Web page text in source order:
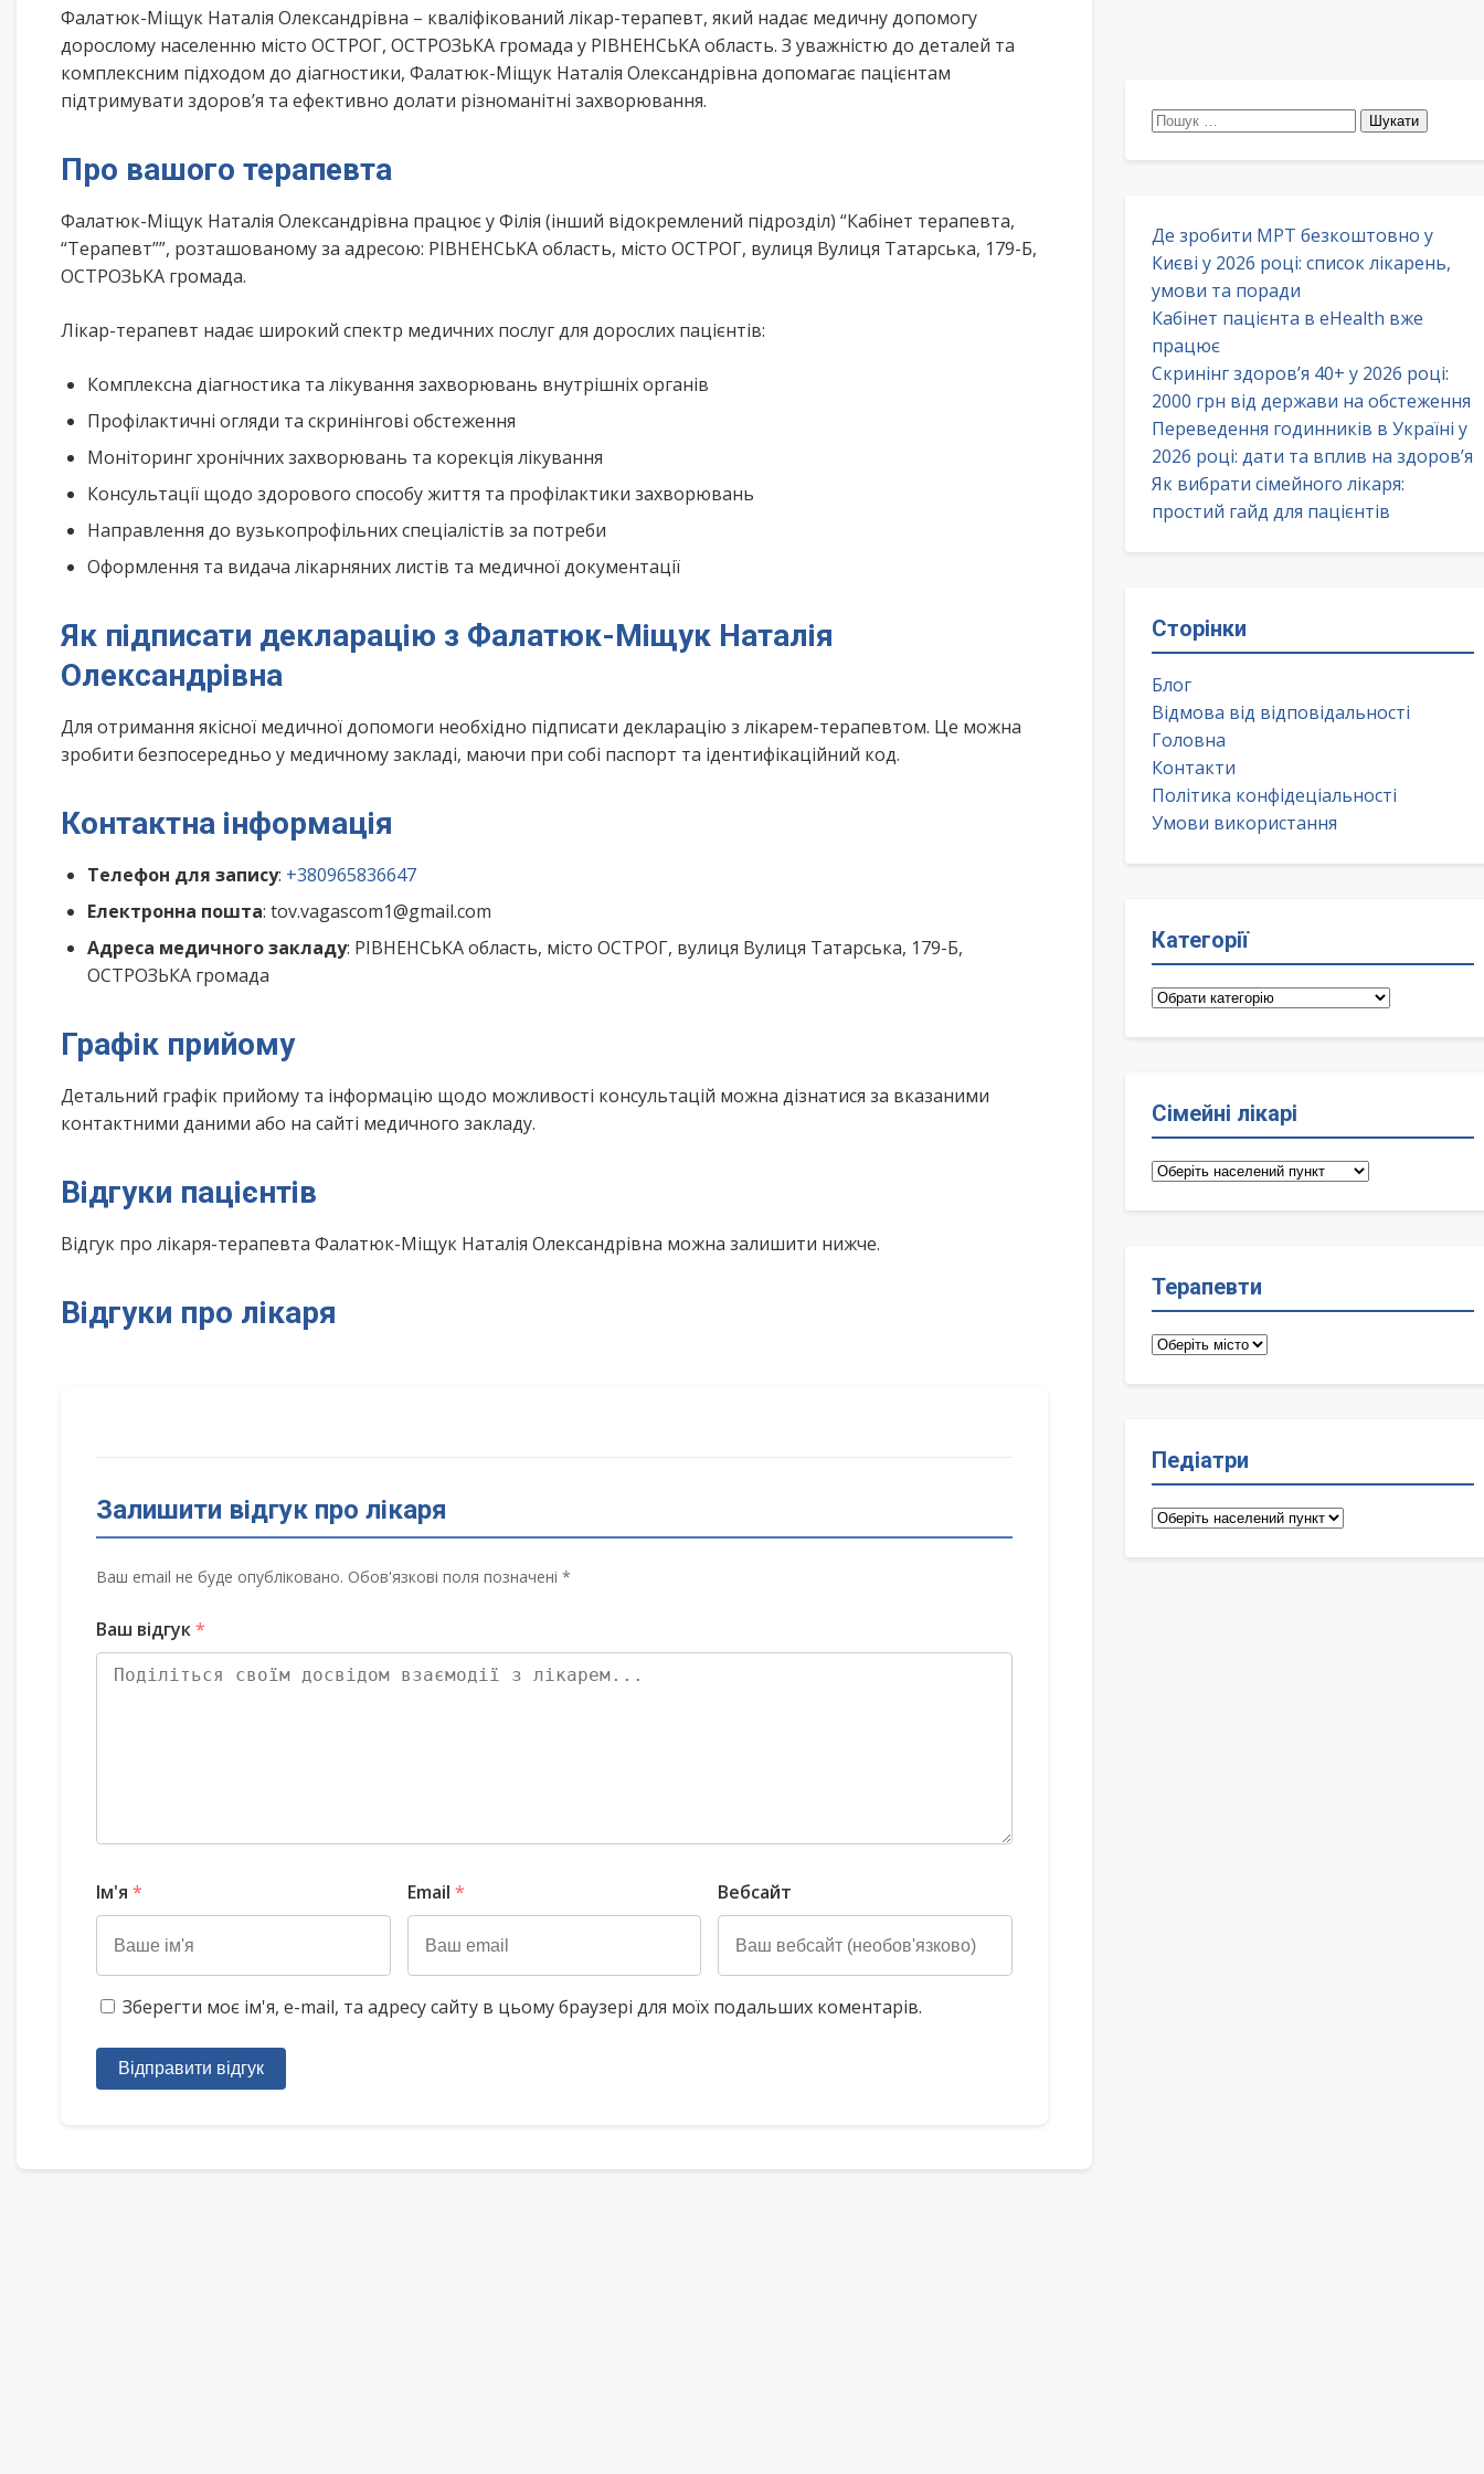
Фалатюк-Міщук Наталія Олександрівна – кваліфікований лікар-терапевт, який надає медичну допомогу
дорослому населенню місто ОСТРОГ, ОСТРОЗЬКА громада у РІВНЕНСЬКА область. З уважністю до деталей та
комплексним підходом до діагностики, Фалатюк-Міщук Наталія Олександрівна допомагає пацієнтам
підтримувати здоров’я та ефективно долати різноманітні захворювання.
Про вашого терапевта
Фалатюк-Міщук Наталія Олександрівна працює у Філія (інший відокремлений підрозділ) “Кабінет терапевта,
“Терапевт””, розташованому за адресою: РІВНЕНСЬКА область, місто ОСТРОГ, вулиця Вулиця Татарська, 179-Б,
ОСТРОЗЬКА громада.
Лікар-терапевт надає широкий спектр медичних послуг для дорослих пацієнтів:
Комплексна діагностика та лікування захворювань внутрішніх органів
Профілактичні огляди та скринінгові обстеження
Моніторинг хронічних захворювань та корекція лікування
Консультації щодо здорового способу життя та профілактики захворювань
Направлення до вузькопрофільних спеціалістів за потреби
Оформлення та видача лікарняних листів та медичної документації
Як підписати декларацію з Фалатюк-Міщук Наталія
Олександрівна
Для отримання якісної медичної допомоги необхідно підписати декларацію з лікарем-терапевтом. Це можна
зробити безпосередньо у медичному закладі, маючи при собі паспорт та ідентифікаційний код.
Контактна інформація
Телефон для запису: +380965836647
Електронна пошта: tov.vagascom1@gmail.com
Адреса медичного закладу: РІВНЕНСЬКА область, місто ОСТРОГ, вулиця Вулиця Татарська, 179-Б,
ОСТРОЗЬКА громада
Графік прийому
Детальний графік прийому та інформацію щодо можливості консультацій можна дізнатися за вказаними
контактними даними або на сайті медичного закладу.
Відгуки пацієнтів
Відгук про лікаря-терапевта Фалатюк-Міщук Наталія Олександрівна можна залишити нижче.
Відгуки про лікаря
Залишити відгук про лікаря
Ваш email не буде опубліковано. Обов'язкові поля позначені *
Ваш відгук*
Ім'я * Email * Вебсайт
Зберегти моє ім'я, e-mail, та адресу сайту в цьому браузері для моїх подальших коментарів.
Відправити відгук
Пошук:
Де зробити МРТ безкоштовно у
Києві у 2026 році: список лікарень,
умови та поради
Кабінет пацієнта в eHealth вже
працює
Скринінг здоров’я 40+ у 2026 році:
2000 грн від держави на обстеження
Переведення годинників в Україні у
2026 році: дати та вплив на здоров’я
Як вибрати сімейного лікаря:
простий гайд для пацієнтів
Сторінки
Блог
Відмова від відповідальності
Головна
Контакти
Політика конфідеціальності
Умови використання
Категорії
Категорії
Сімейні лікарі
Сімейні
Терапевти
Терапевти
Педіатри
Педіатри